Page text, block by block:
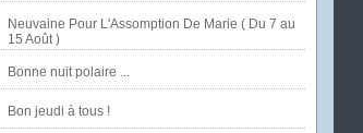
Neuvaine Pour L'Assomption De Marie ( Du 7 au
15 Août )
Bonne nuit polaire ...
Bon jeudi à tous !